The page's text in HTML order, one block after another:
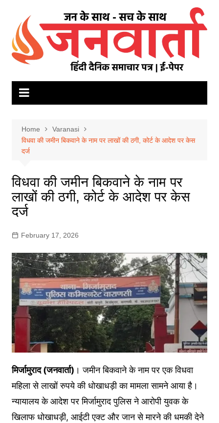
content
Home
Varanasi
विधवा की जमीन बिकवाने के नाम पर लाखों की ठगी, कोर्ट के आदेश पर केस
दर्ज
विधवा की जमीन बिकवाने के नाम पर
लाखों की ठगी, कोर्ट के आदेश पर केस
दर्ज
February 17, 2026
मिर्जामुराद (जनवार्ता) । जमीन बिकवाने के नाम पर एक विधवा
महिला से लाखों रुपये की धोखाधड़ी का मामला सामने आया है।
न्यायालय के आदेश पर मिर्जामुराद पुलिस ने आरोपी युवक के
खिलाफ धोखाधड़ी, आईटी एक्ट और जान से मारने की धमकी देने